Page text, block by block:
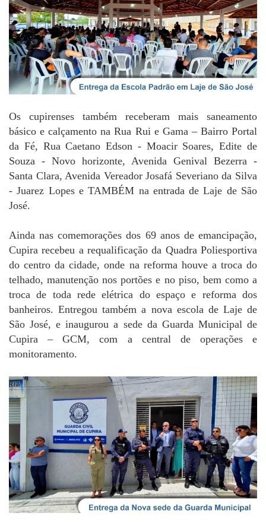
Os cupirenses também receberam mais saneamento
básico e calçamento na Rua Rui e Gama – Bairro Portal
da Fé, Rua Caetano Edson - Moacir Soares, Edite de
Souza - Novo horizonte, Avenida Genival Bezerra -
Santa Clara, Avenida Vereador Josafá Severiano da Silva
- Juarez Lopes e TAMBÉM na entrada de Laje de São
José.
Ainda nas comemorações dos 69 anos de emancipação,
Cupira recebeu a requalificação da Quadra Poliesportiva
do centro da cidade, onde na reforma houve a troca do
telhado, manutenção nos portões e no piso, bem como a
troca de toda rede elétrica do espaço e reforma dos
banheiros. Entregou também a nova escola de Laje de
São José, e inaugurou a sede da Guarda Municipal de
Cupira – GCM, com a central de operações e
monitoramento.